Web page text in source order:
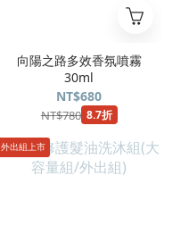
向陽之路多效香氛噴霧
30ml
NT$680
NT$780 8.7折
外出組上市